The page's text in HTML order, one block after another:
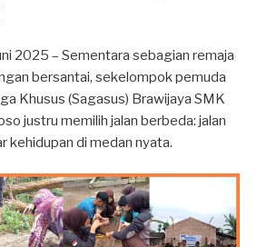
2025 – Sementara sebagian remaja
bersantai, sekelompok pemuda
Khusus (Sagasus) Brawijaya SMK
justru memilih jalan berbeda: jalan
kehidupan di medan nyata.